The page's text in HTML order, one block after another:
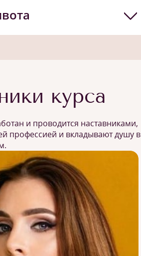
курса
и проводится наставниками,
профессией и вкладывают душу в